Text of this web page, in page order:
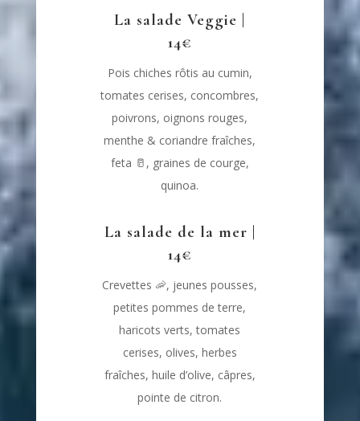
La salade Veggie |
14€
Pois chiches rôtis au cumin,
tomates cerises, concombres,
poivrons, oignons rouges,
menthe & coriandre fraîches,
feta 🥛 , graines de courge,
quinoa.
La salade de la mer |
14€
Crevettes 🦐, jeunes pousses,
petites pommes de terre,
haricots verts, tomates
cerises, olives, herbes
fraîches, huile d’olive, câpres,
pointe de citron.